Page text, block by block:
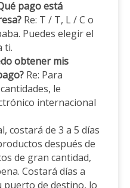
pago está
Re: T / T, L / C o
Puedes elegir el
ti.
obtener mis
Re: Para
le
internacional
costará de 3 a 5 días
después de
de gran cantidad,
Costará días a
puerto de destino, lo